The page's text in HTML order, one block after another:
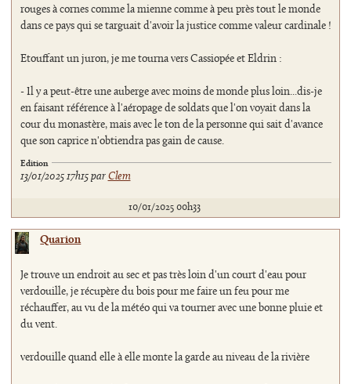
rouges à cornes comme la mienne comme à peu près tout le monde
dans ce pays qui se targuait d'avoir la justice comme valeur cardinale !
Etouffant un juron, je me tourna vers Cassiopée et Eldrin :
- Il y a peut-être une auberge avec moins de monde plus loin...dis-je
en faisant référence à l'aéropage de soldats que l'on voyait dans la
cour du monastère, mais avec le ton de la personne qui sait d'avance
que son caprice n'obtiendra pas gain de cause.
Edition
13/01/2025 17h15 par Clem
10/01/2025 00h33
Quarion
Je trouve un endroit au sec et pas très loin d'un court d'eau pour
verdouille, je récupère du bois pour me faire un feu pour me
réchauffer, au vu de la météo qui va tourner avec une bonne pluie et
du vent.
verdouille quand elle à elle monte la garde au niveau de la rivière